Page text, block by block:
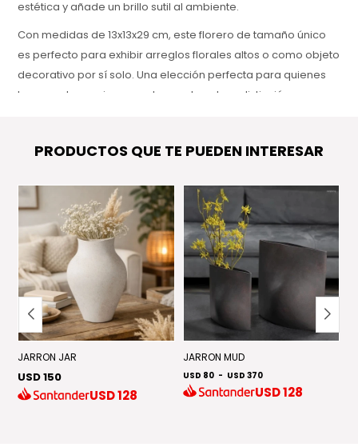
estética y añade un brillo sutil al ambiente.
Con medidas de 13x13x29 cm, este florero de tamaño único
es perfecto para exhibir arreglos florales altos o como objeto
decorativo por sí solo. Una elección perfecta para quienes
buscan elegancia con un toque de color y distinción.
PRODUCTOS QUE TE PUEDEN INTERESAR
JARRON JAR
USD 150
USD128
JARRON MUD
USD 80 - USD 370
USD128